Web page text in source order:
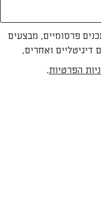
פרסומיים, מבצעים
דיגיטליים ואחרים,
הפרטיות.